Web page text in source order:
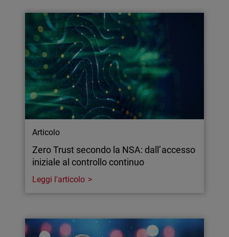
Articolo
Zero Trust secondo la NSA: dall’accesso
iniziale al controllo continuo
Leggi l'articolo